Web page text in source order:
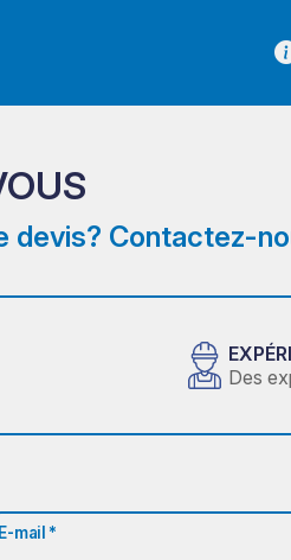
devis? Contactez-
Des
E-mail *